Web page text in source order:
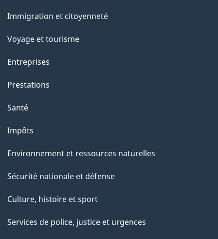
sujets
Immigration et citoyenneté
Voyage et tourisme
Entreprises
Prestations
Santé
Impôts
Environnement et ressources naturelles
Sécurité nationale et défense
Culture, histoire et sport
Services de police, justice et urgences